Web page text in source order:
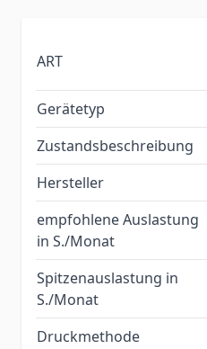
ART
Gerätetyp
Zustandsbeschreibung
Hersteller
empfohlene Auslastung
in S./Monat
Spitzenauslastung in
S./Monat
Druckmethode